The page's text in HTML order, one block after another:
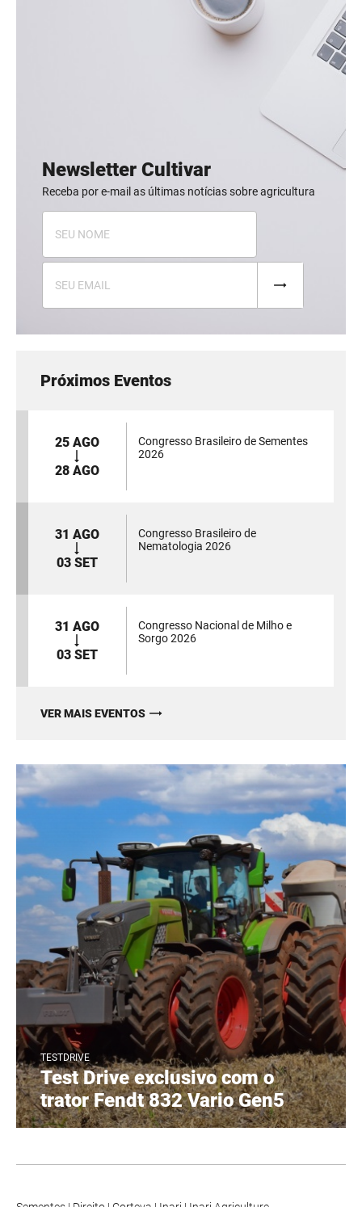
Newsletter Cultivar
Receba por e-mail as últimas notícias sobre agricultura
Próximos Eventos
25 AGO
28 AGO
Congresso Brasileiro de Sementes
2026
31 AGO
03 SET
Congresso Brasileiro de
Nematologia 2026
31 AGO
03 SET
Congresso Nacional de Milho e
Sorgo 2026
VER MAIS EVENTOS
TESTDRIVE
Test Drive exclusivo com o
trator Fendt 832 Vario Gen5